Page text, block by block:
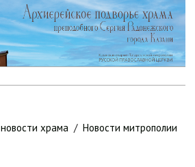
новости храма / Новости митрополии